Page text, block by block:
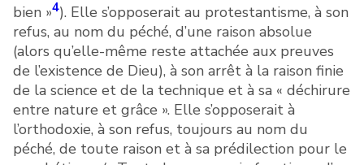
bien »4). Elle s’opposerait au protestantisme, à son
refus, au nom du péché, d’une raison absolue
(alors qu’elle-même reste attachée aux preuves
de l’existence de Dieu), à son arrêt à la raison finie
de la science et de la technique et à sa « déchirure
entre nature et grâce ». Elle s’opposerait à
l’orthodoxie, à son refus, toujours au nom du
péché, de toute raison et à sa prédilection pour le